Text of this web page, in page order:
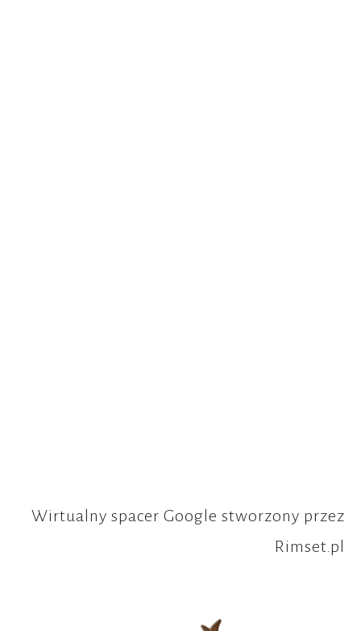
Wirtualny spacer Google stworzony przez
Rimset.pl